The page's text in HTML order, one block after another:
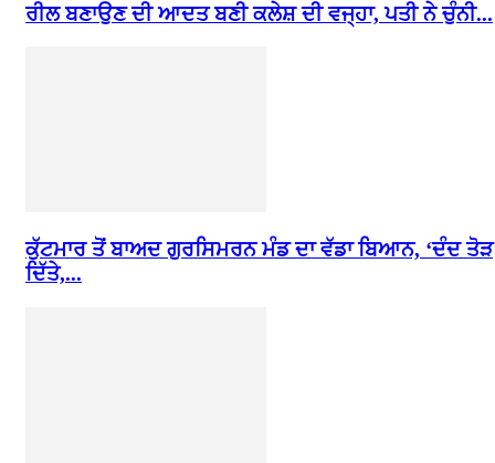
ਰੀਲ ਬਣਾਉਣ ਦੀ ਆਦਤ ਬਣੀ ਕਲੇਸ਼ ਦੀ ਵਜ੍ਹਾ, ਪਤੀ ਨੇ ਚੁੰਨੀ...
ਕੁੱਟਮਾਰ ਤੋਂ ਬਾਅਦ ਗੁਰਸਿਮਰਨ ਮੰਡ ਦਾ ਵੱਡਾ ਬਿਆਨ, ‘ਦੰਦ ਤੋੜ
ਦਿੱਤੇ,...